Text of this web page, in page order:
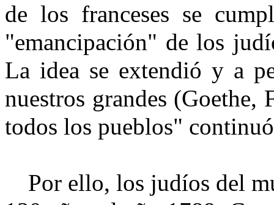
de los franceses se
"emancipación" de los
La idea se extendió y a
nuestros grandes (Goethe,
todos los pueblos"
Por ello, los judíos del